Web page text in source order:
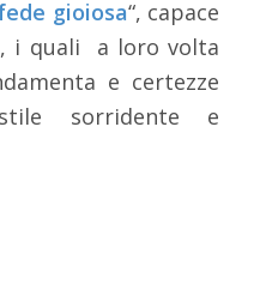
gioiosa“, capace
i quali a loro volta
e certezze
sorridente e